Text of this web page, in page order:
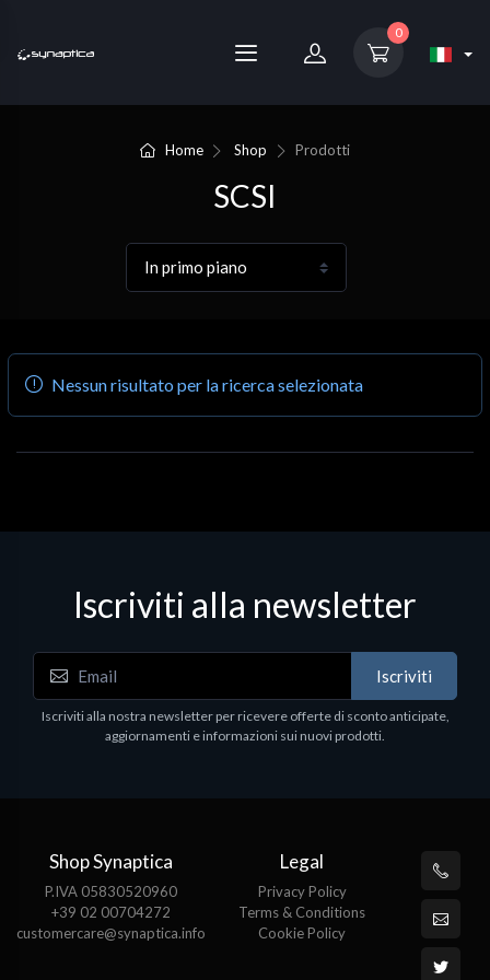
0
Home Shop Prodotti
SCSI
Nessun risultato per la ricerca selezionata
Iscriviti alla newsletter
Iscriviti
Iscriviti alla nostra newsletter per ricevere offerte di sconto anticipate,
aggiornamenti e informazioni sui nuovi prodotti.
Shop Synaptica
P.IVA 05830520960
+39 02 00704272
customercare@synaptica.info
Legal
Privacy Policy
Terms & Conditions
Cookie Policy